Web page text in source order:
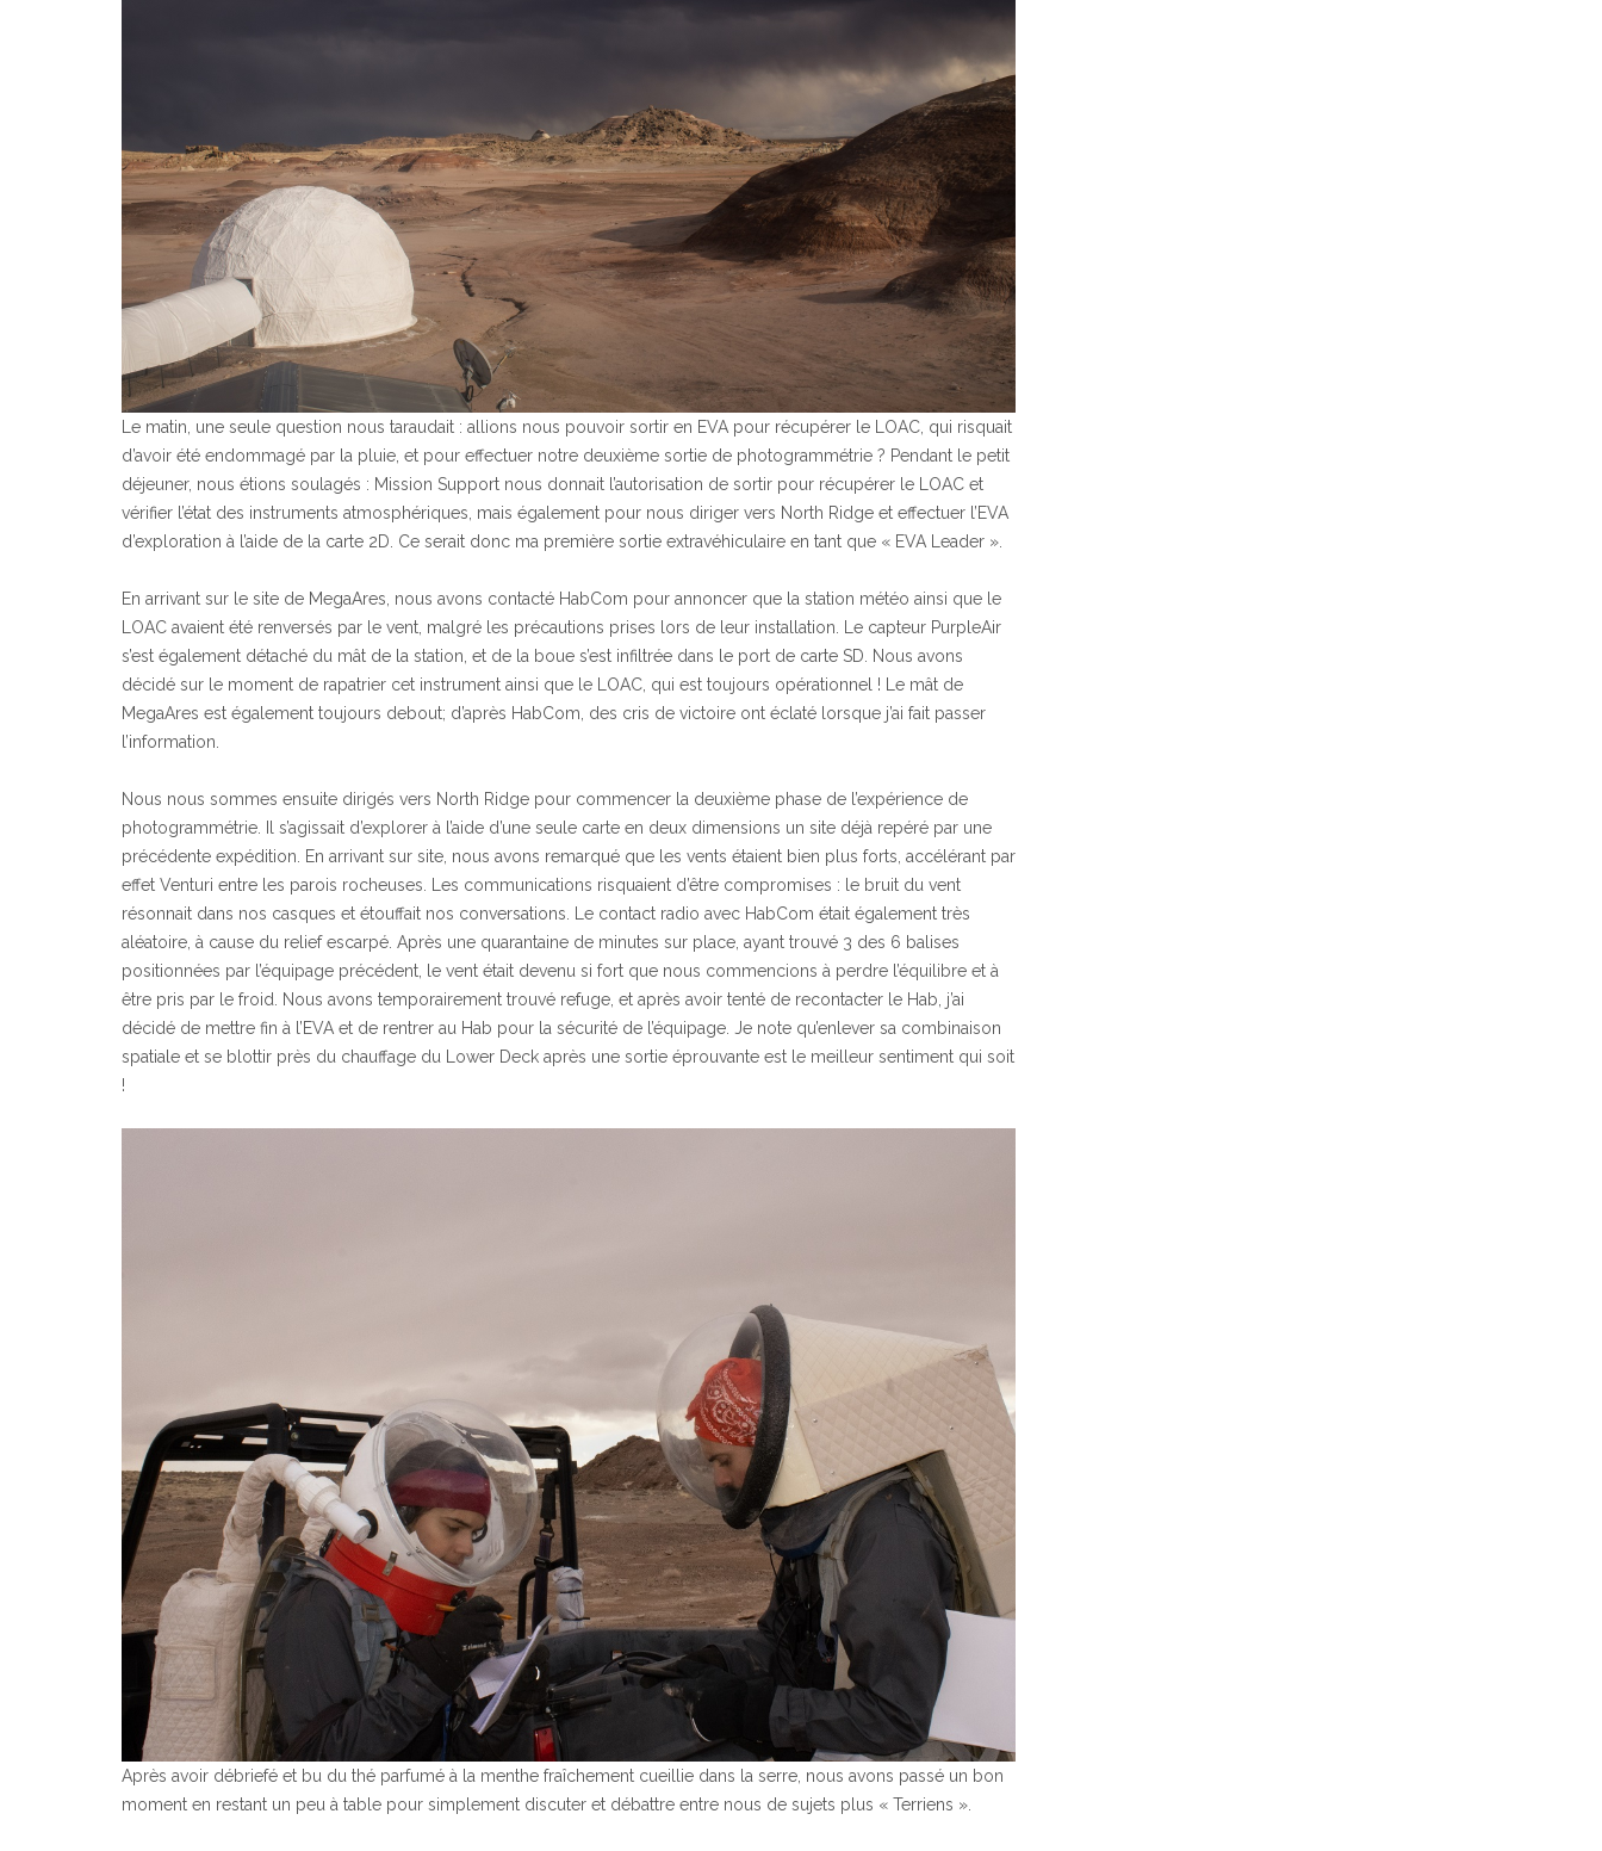
Le matin, une seule question nous taraudait : allions nous pouvoir sortir en EVA pour récupérer le LOAC, qui risquait
d’avoir été endommagé par la pluie, et pour effectuer notre deuxième sortie de photogrammétrie ? Pendant le petit
déjeuner, nous étions soulagés : Mission Support nous donnait l’autorisation de sortir pour récupérer le LOAC et
vérifier l’état des instruments atmosphériques, mais également pour nous diriger vers North Ridge et effectuer l’EVA
d’exploration à l’aide de la carte 2D. Ce serait donc ma première sortie extravéhiculaire en tant que « EVA Leader ».
En arrivant sur le site de MegaAres, nous avons contacté HabCom pour annoncer que la station météo ainsi que le
LOAC avaient été renversés par le vent, malgré les précautions prises lors de leur installation. Le capteur PurpleAir
s’est également détaché du mât de la station, et de la boue s’est infiltrée dans le port de carte SD. Nous avons
décidé sur le moment de rapatrier cet instrument ainsi que le LOAC, qui est toujours opérationnel ! Le mât de
MegaAres est également toujours debout; d’après HabCom, des cris de victoire ont éclaté lorsque j’ai fait passer
l’information.
Nous nous sommes ensuite dirigés vers North Ridge pour commencer la deuxième phase de l’expérience de
photogrammétrie. Il s’agissait d’explorer à l’aide d’une seule carte en deux dimensions un site déjà repéré par une
précédente expédition. En arrivant sur site, nous avons remarqué que les vents étaient bien plus forts, accélérant par
effet Venturi entre les parois rocheuses. Les communications risquaient d’être compromises : le bruit du vent
résonnait dans nos casques et étouffait nos conversations. Le contact radio avec HabCom était également très
aléatoire, à cause du relief escarpé. Après une quarantaine de minutes sur place, ayant trouvé 3 des 6 balises
positionnées par l’équipage précédent, le vent était devenu si fort que nous commencions à perdre l’équilibre et à
être pris par le froid. Nous avons temporairement trouvé refuge, et après avoir tenté de recontacter le Hab, j’ai
décidé de mettre fin à l’EVA et de rentrer au Hab pour la sécurité de l’équipage. Je note qu’enlever sa combinaison
spatiale et se blottir près du chauffage du Lower Deck après une sortie éprouvante est le meilleur sentiment qui soit
!
Après avoir débriefé et bu du thé parfumé à la menthe fraîchement cueillie dans la serre, nous avons passé un bon
moment en restant un peu à table pour simplement discuter et débattre entre nous de sujets plus « Terriens ».